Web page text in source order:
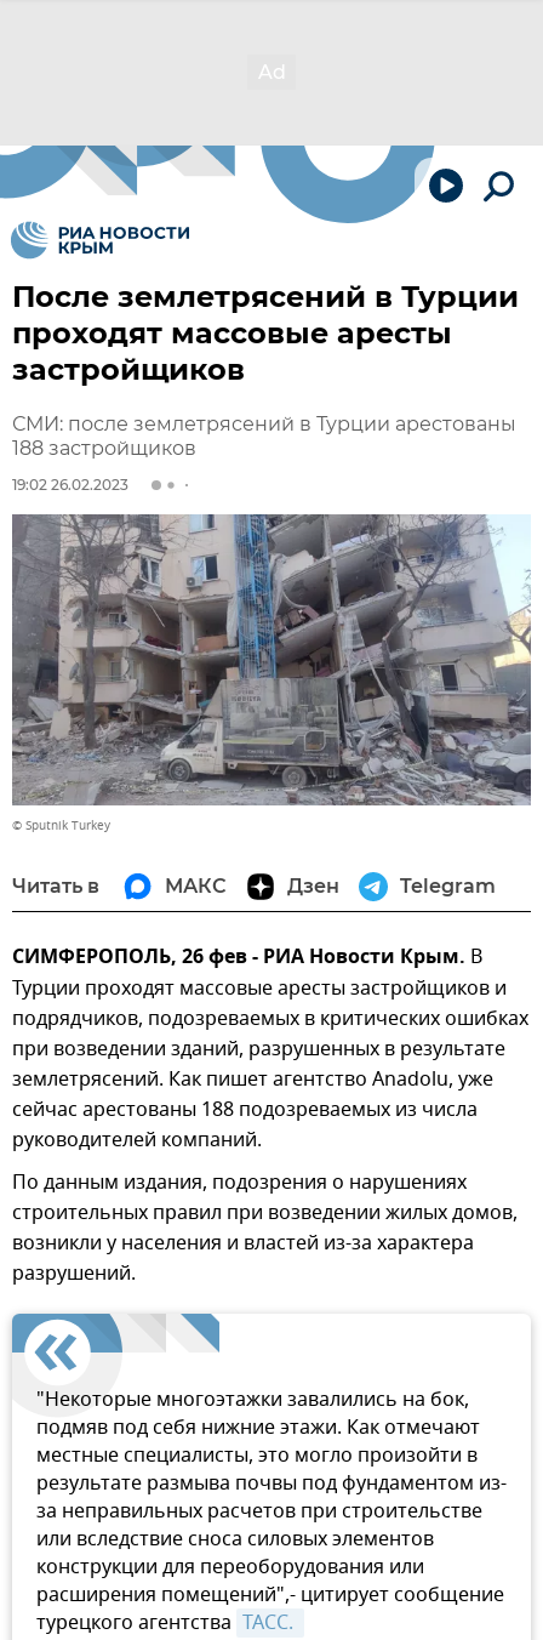
После землетрясений в Турции
проходят массовые аресты
застройщиков
СМИ: после землетрясений в Турции арестованы
188 застройщиков
19:02 26.02.2023
© Sputnik Turkey
Читать в МАКС Дзен Telegram
СИМФЕРОПОЛЬ, 26 фев - РИА Новости Крым. В
Турции проходят массовые аресты застройщиков и
подрядчиков, подозреваемых в критических ошибках
при возведении зданий, разрушенных в результате
землетрясений. Как пишет агентство Anadolu, уже
сейчас арестованы 188 подозреваемых из числа
руководителей компаний.
По данным издания, подозрения о нарушениях
строительных правил при возведении жилых домов,
возникли у населения и властей из-за характера
разрушений.
"Некоторые многоэтажки завалились на бок,
подмяв под себя нижние этажи. Как отмечают
местные специалисты, это могло произойти в
результате размыва почвы под фундаментом из-
за неправильных расчетов при строительстве
или вследствие сноса силовых элементов
конструкции для переоборудования или
расширения помещений",- цитирует сообщение
турецкого агентства ТАСС.